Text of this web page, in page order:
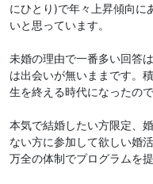
にひとり)で年々上昇傾向に
いと思っています。
未婚の理由で一番多い回答
は出会いが無いままです。
生を終える時代になったので
本気で結婚したい方限定、
ない方に参加して欲しい婚
万全の体制でプログラムを